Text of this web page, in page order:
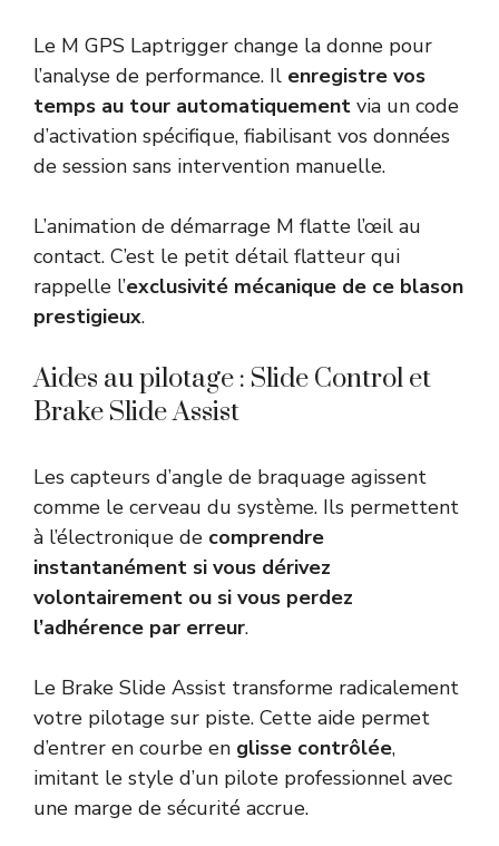
Le M GPS Laptrigger change la donne pour
l’analyse de performance. Il enregistre vos
temps au tour automatiquement via un code
d’activation spécifique, fiabilisant vos données
de session sans intervention manuelle.
L’animation de démarrage M flatte l’œil au
contact. C’est le petit détail flatteur qui
rappelle l’exclusivité mécanique de ce blason
prestigieux.
Aides au pilotage : Slide Control et
Brake Slide Assist
Les capteurs d’angle de braquage agissent
comme le cerveau du système. Ils permettent
à l’électronique de comprendre
instantanément si vous dérivez
volontairement ou si vous perdez
l’adhérence par erreur.
Le Brake Slide Assist transforme radicalement
votre pilotage sur piste. Cette aide permet
d’entrer en courbe en glisse contrôlée,
imitant le style d’un pilote professionnel avec
une marge de sécurité accrue.